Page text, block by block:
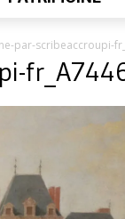
par-scribeaccroupi-